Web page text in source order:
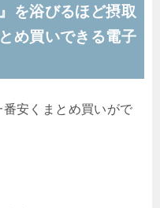
を浴びるほど摂取
め買いできる電子
安くまとめ買いがで